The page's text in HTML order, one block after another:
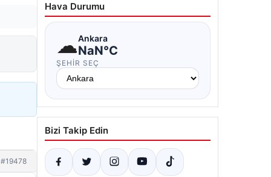
#19478
Hava Durumu
☁Ankara
NaN°C
ŞEHIR SEÇ
Bizi Takip Edin